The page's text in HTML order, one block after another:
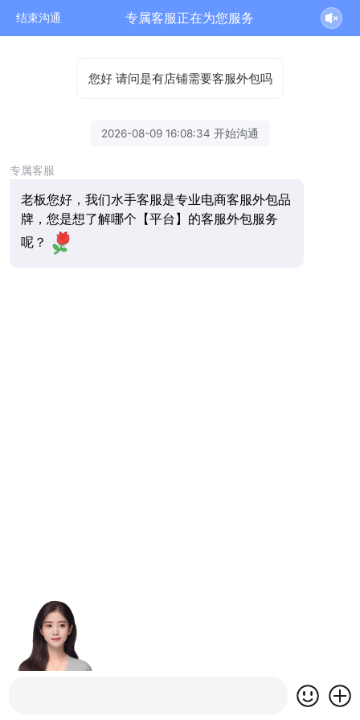
结束沟通 专属客服正在为您服务
您好 请问是有店铺需要客服外包吗
2026-08-09 16:08:34 开始沟通
专属客服
老板您好，我们水手客服是专业电商客服外包品
牌，您是想了解哪个【平台】的客服外包服务
呢？